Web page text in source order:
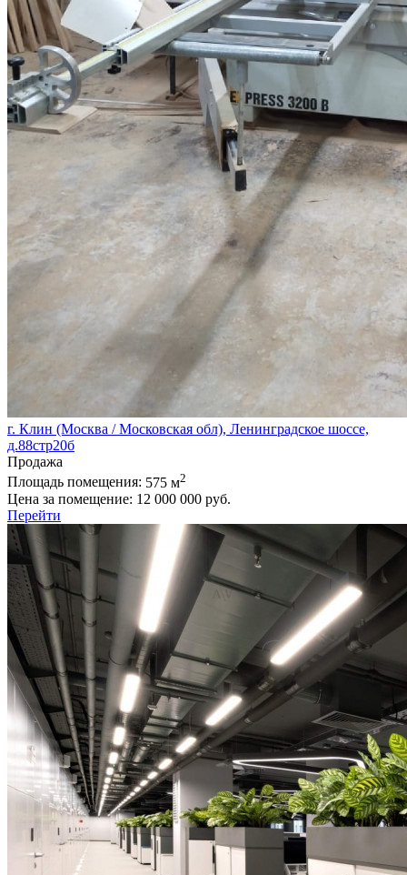
г. Клин (Москва / Московская обл), Ленинградское шоссе,
д.88стр20б
Продажа
Площадь помещения: 575 м2
Цена за помещение: 12 000 000 руб.
Перейти